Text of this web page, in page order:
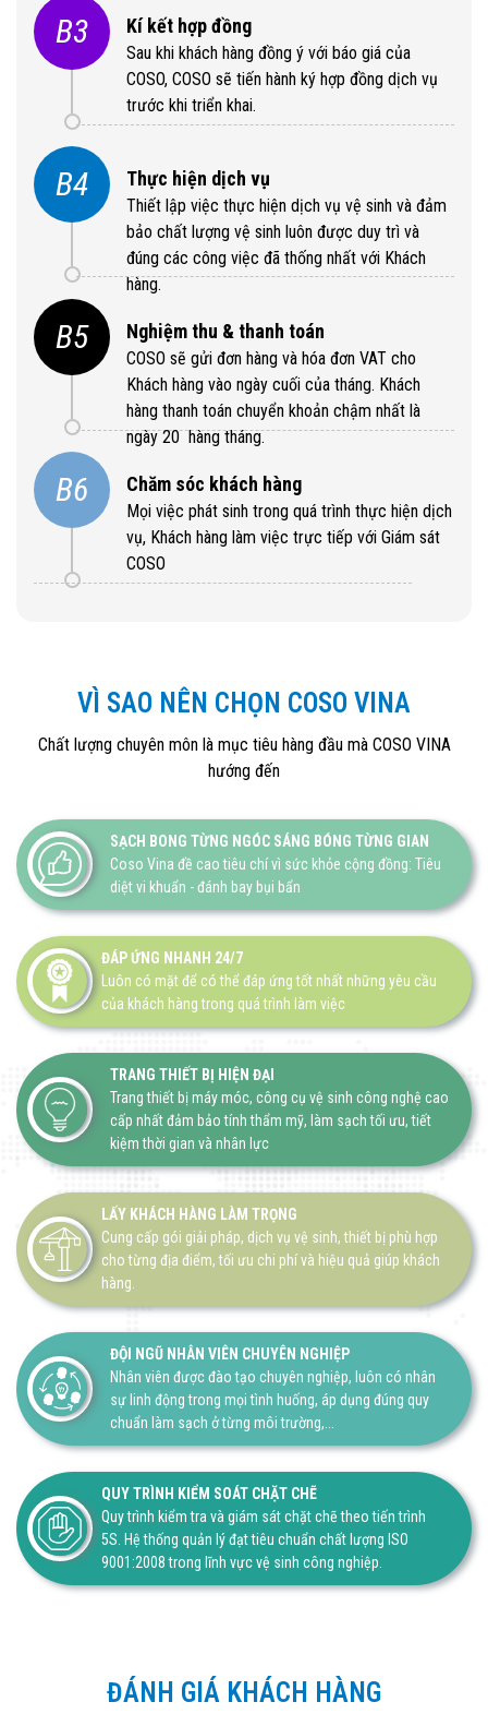
B3 Kí kết hợp đồng
Sau khi khách hàng đồng ý với báo giá của
COSO, COSO sẽ tiến hành ký hợp đồng dịch vụ
trước khi triển khai.
B4 Thực hiện dịch vụ
Thiết lập việc thực hiện dịch vụ vệ sinh và đảm
bảo chất lượng vệ sinh luôn được duy trì và
đúng các công việc đã thống nhất với Khách
hàng.
B5 Nghiệm thu & thanh toán
COSO sẽ gửi đơn hàng và hóa đơn VAT cho
Khách hàng vào ngày cuối của tháng. Khách
hàng thanh toán chuyển khoản chậm nhất là
ngày 20 hàng tháng.
B6 Chăm sóc khách hàng
Mọi việc phát sinh trong quá trình thực hiện dịch
vụ, Khách hàng làm việc trực tiếp với Giám sát
COSO
VÌ SAO NÊN CHỌN COSO VINA
Chất lượng chuyên môn là mục tiêu hàng đầu mà COSO VINA
hướng đến
SẠCH BONG TỪNG NGÓC SÁNG BÓNG TỪNG GIAN
Coso Vina đề cao tiêu chí vì sức khỏe cộng đồng: Tiêu
diệt vi khuẩn - đánh bay bụi bẩn
ĐÁP ỨNG NHANH 24/7
Luôn có mặt để có thể đáp ứng tốt nhất những yêu cầu
của khách hàng trong quá trình làm việc
TRANG THIẾT BỊ HIỆN ĐẠI
Trang thiết bị máy móc, công cụ vệ sinh công nghệ cao
cấp nhất đảm bảo tính thẩm mỹ, làm sạch tối ưu, tiết
kiệm thời gian và nhân lực
LẤY KHÁCH HÀNG LÀM TRỌNG
Cung cấp gói giải pháp, dịch vụ vệ sinh, thiết bị phù hợp
cho từng địa điểm, tối ưu chi phí và hiệu quả giúp khách
hàng.
ĐỘI NGŨ NHÂN VIÊN CHUYÊN NGHIỆP
Nhân viên được đào tạo chuyên nghiệp, luôn có nhân
sự linh động trong mọi tình huống, áp dụng đúng quy
chuẩn làm sạch ở từng môi trường,...
QUY TRÌNH KIỂM SOÁT CHẶT CHẼ
Quy trình kiểm tra và giám sát chặt chẽ theo tiến trình
5S. Hệ thống quản lý đạt tiêu chuẩn chất lượng ISO
9001:2008 trong lĩnh vực vệ sinh công nghiệp.
ĐÁNH GIÁ KHÁCH HÀNG